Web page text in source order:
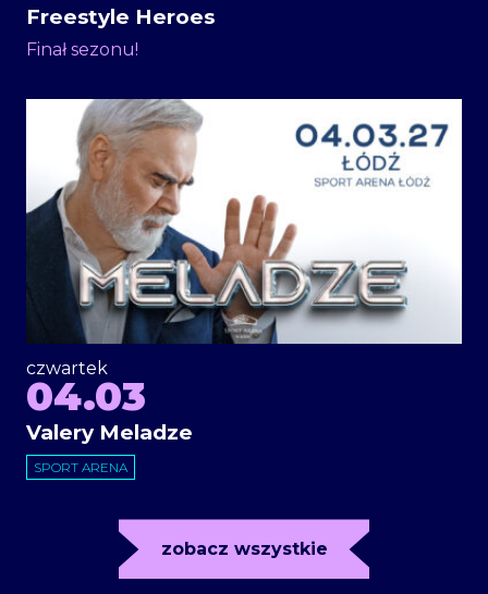
Freestyle Heroes
Finał sezonu!
czwartek
04.03
Valery Meladze
SPORT ARENA
zobacz wszystkie